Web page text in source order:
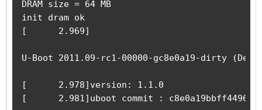
DRAM size = 64 MB
init dram ok
[      2.969]
U-Boot 2011.09-rc1-00000-gc8e0a19-dirty
[      2.978]version: 1.1.0
[      2.981]uboot commit :